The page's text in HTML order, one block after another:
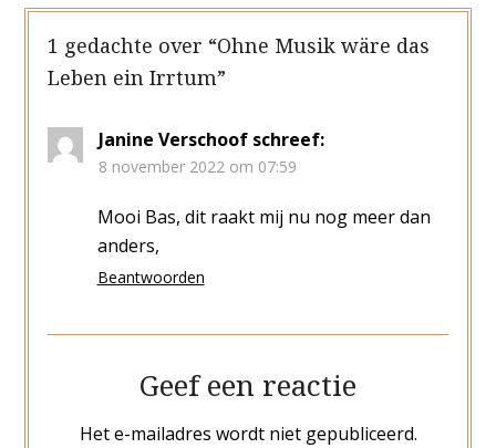
1 gedachte over “Ohne Musik wäre das
Leben ein Irrtum”
Janine Verschoof schreef:
8 november 2022 om 07:59
Mooi Bas, dit raakt mij nu nog meer dan
anders,
Beantwoorden
Geef een reactie
Het e-mailadres wordt niet gepubliceerd.